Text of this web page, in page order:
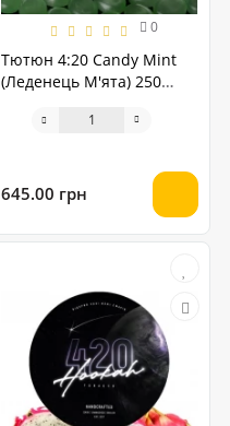
0
Тютюн 4:20 Candy Mint
(Леденець М'ята) 250
645.00 грн